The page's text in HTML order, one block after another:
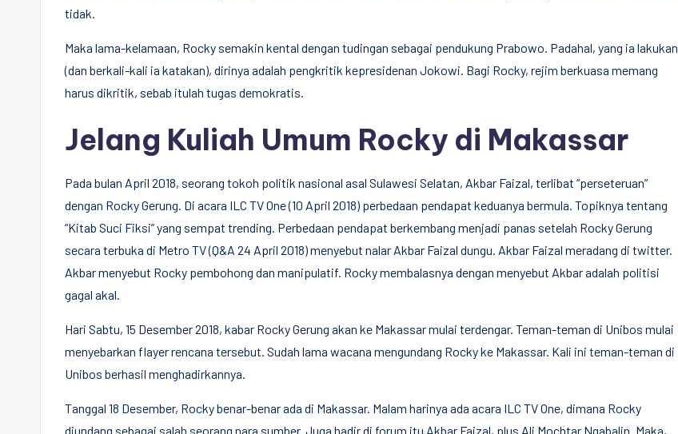
tidak.
Maka lama-kelamaan, Rocky semakin kental dengan tudingan sebagai pendukung Prabowo. Padahal, yang ia lakukan
(dan berkali-kali ia katakan), dirinya adalah pengkritik kepresidenan Jokowi. Bagi Rocky, rejim berkuasa memang
harus dikritik, sebab itulah tugas demokratis.
Jelang Kuliah Umum Rocky di Makassar
Pada bulan April 2018, seorang tokoh politik nasional asal Sulawesi Selatan, Akbar Faizal, terlibat “perseteruan”
dengan Rocky Gerung. Di acara ILC TV One (10 April 2018) perbedaan pendapat keduanya bermula. Topiknya tentang
“Kitab Suci Fiksi” yang sempat trending. Perbedaan pendapat berkembang menjadi panas setelah Rocky Gerung
secara terbuka di Metro TV (Q&A 24 April 2018) menyebut nalar Akbar Faizal dungu. Akbar Faizal meradang di twitter.
Akbar menyebut Rocky pembohong dan manipulatif. Rocky membalasnya dengan menyebut Akbar adalah politisi
gagal akal.
Hari Sabtu, 15 Desember 2018, kabar Rocky Gerung akan ke Makassar mulai terdengar. Teman-teman di Unibos mulai
menyebarkan flayer rencana tersebut. Sudah lama wacana mengundang Rocky ke Makassar. Kali ini teman-teman di
Unibos berhasil menghadirkannya.
Tanggal 18 Desember, Rocky benar-benar ada di Makassar. Malam harinya ada acara ILC TV One, dimana Rocky
diundang sebagai salah seorang nara sumber. Juga hadir di forum itu Akbar Faizal, plus Ali Mochtar Ngabalin. Maka,